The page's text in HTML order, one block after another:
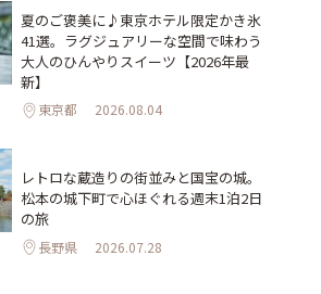
夏のご褒美に♪東京ホテル限定かき氷
41選。ラグジュアリーな空間で味わう
大人のひんやりスイーツ【2026年最
新】
東京都 2026.08.04
レトロな蔵造りの街並みと国宝の城。
松本の城下町で心ほぐれる週末1泊2日
の旅
長野県 2026.07.28